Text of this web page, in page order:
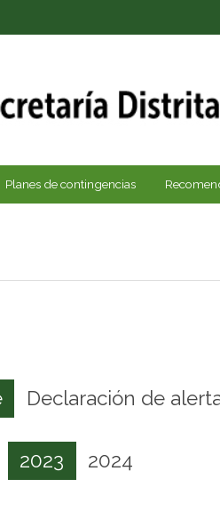
Planes de contingencias
Declaración de
2023 2024